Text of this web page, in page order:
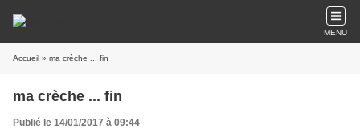
MENU
Accueil » ma crèche ... fin
ma crèche ... fin
Publié le 14/01/2017 à 09:44